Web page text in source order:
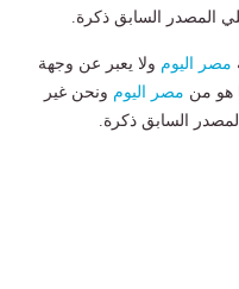
المصدر السابق ذكرة.
مصر اليوم ولا يعبر عن وجهة
هو من مصر اليوم ونحن غير
السابق ذكرة.